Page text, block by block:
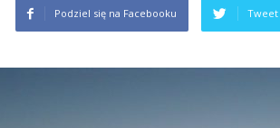
Podziel się na Facebooku Tweet